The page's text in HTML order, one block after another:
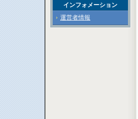
インフォメーション
運営者情報